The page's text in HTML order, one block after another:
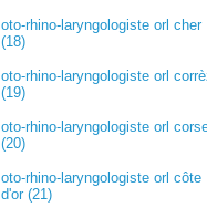
oto-rhino-laryngologiste orl cher
(18)
oto-rhino-laryngologiste orl
(19)
oto-rhino-laryngologiste orl
(20)
oto-rhino-laryngologiste orl côte
d'or (21)